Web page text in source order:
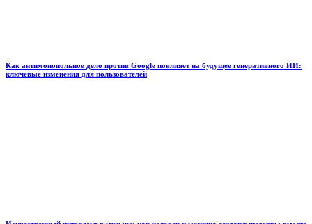
Как антимонопольное дело против Google повлияет на будущее генеративного ИИ:
ключевые изменения для пользователей